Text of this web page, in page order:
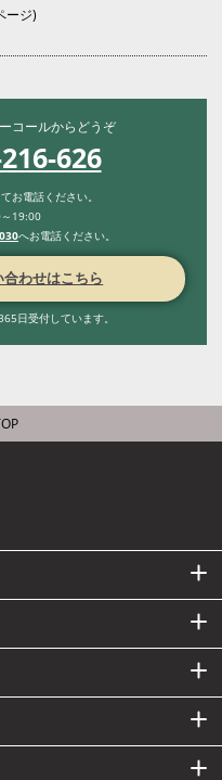
ージ)
コールからどうぞ
626
お電話ください。
19:00
へお電話ください。
わせはこちら
日受付しています。